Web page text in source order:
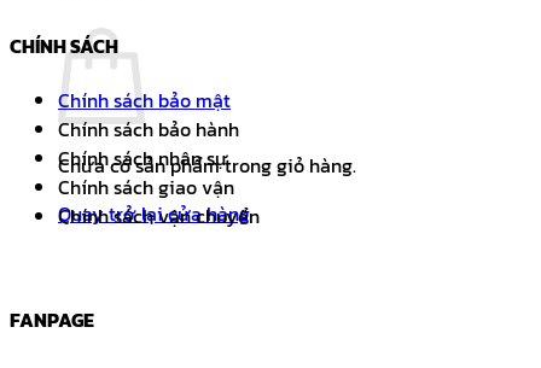
Chưa có sản phẩm trong giỏ hàng.
Quay trở lại cửa hàng
CHÍNH SÁCH
Chính sách bảo mật
Chính sách bảo hành
Chính sách nhân sự
Chính sách giao vận
Chính sách vận chuyển
FANPAGE